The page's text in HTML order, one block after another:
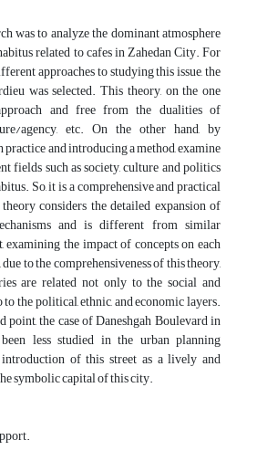
was to analyze the dominant atmosphere
related to cafes in Zahedan City. For
approaches to studying this issue, the
was selected. This theory, on the one
and free from the dualities of
agency, etc. On the other hand, by
and introducing a method, examine
fields such as society, culture and politics
So, it is a comprehensive and practical
considers the detailed expansion of
and is different from similar
examining the impact of concepts on each
to the comprehensiveness of this theory,
are related not only to the social and
the political, ethnic, and economic layers.
the case of Daneshgah Boulevard in
less studied in the urban planning
of this street as a lively and
symbolic capital of this city.